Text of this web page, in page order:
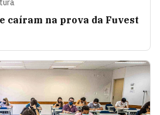
caíram na prova da Fuvest